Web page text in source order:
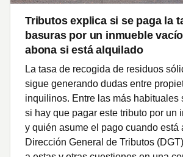
Tributos explica si se paga la
basuras por un inmueble
abona si está alquilado
La tasa de recogida de residuos
sigue generando dudas entre
inquilinos. Entre las más habituales
si hay que pagar este tributo por un
y quién asume el pago cuando está
Dirección General de Tributos